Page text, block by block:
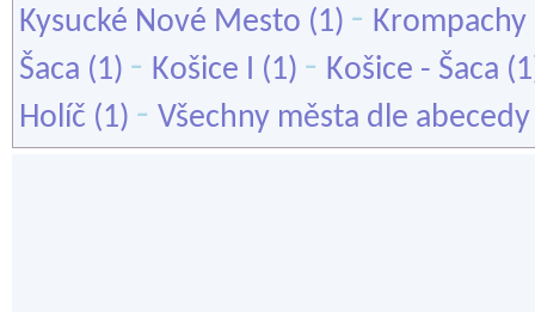
Kysucké Nové Mesto (1) - Krompachy
Šaca (1) - Košice I (1) - Košice - Šaca
Holíč (1) - Všechny města dle abecedy